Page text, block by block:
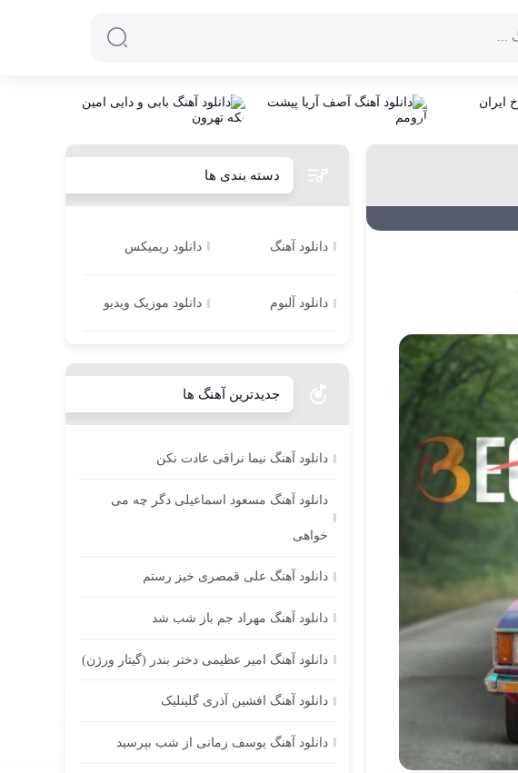
دسته بندی ها
دانلود آهنگ دانلود ریمیکس
دانلود آلبوم دانلود موزیک ویدیو
جدیدترین آهنگ ها
دانلود آهنگ نیما نراقی عادت نکن
دانلود آهنگ مسعود اسماعیلی دگر چه می
خواهی
دانلود آهنگ علی قمصری خیز رستم
دانلود آهنگ مهراد جم باز شب شد
دانلود آهنگ امیر عظیمی دختر بندر (گیتار ورژن)
دانلود آهنگ افشین آذری گلینلیک
دانلود آهنگ یوسف زمانی از شب بپرسید